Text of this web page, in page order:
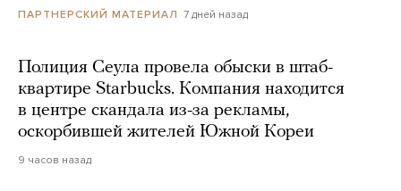
ПАРТНЕРСКИЙ МАТЕРИАЛ 7 дней назад
Полиция Сеула провела обыски в штаб-
квартире Starbucks. Компания находится
в центре скандала из-за рекламы,
оскорбившей жителей Южной Кореи
9 часов назад